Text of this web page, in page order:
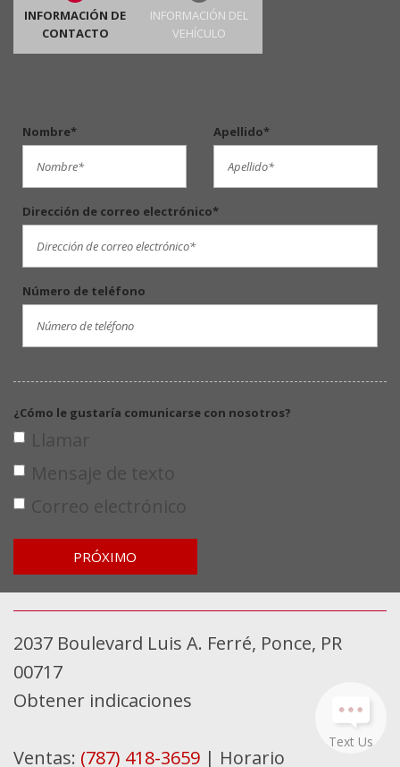
Text Us
INFORMACIÓN DE
CONTACTO
INFORMACIÓN DEL
VEHÍCULO
Nombre* Apellido*
Dirección de correo electrónico*
Número de teléfono
¿Cómo le gustaría comunicarse con nosotros?
Llamar
Mensaje de texto
Correo electrónico
PRÓXIMO
2037 Boulevard Luis A. Ferré, Ponce, PR
00717
Obtener indicaciones
Ventas: (787) 418-3659 | Horario